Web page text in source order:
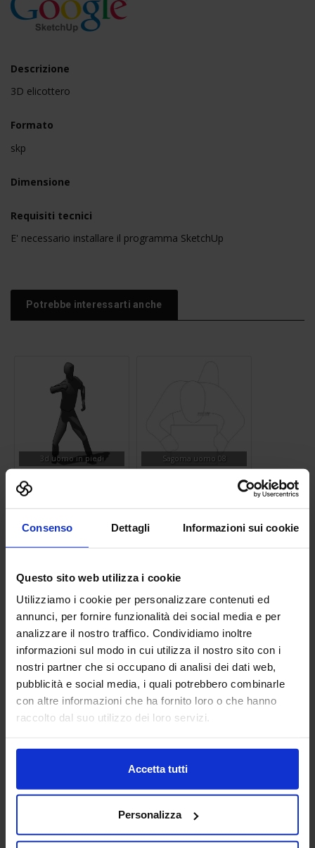
Consenso Dettagli Informazioni sui cookie
Questo sito web utilizza i cookie
Utilizziamo i cookie per personalizzare contenuti ed
annunci, per fornire funzionalità dei social media e per
analizzare il nostro traffico. Condividiamo inoltre
informazioni sul modo in cui utilizza il nostro sito con i
nostri partner che si occupano di analisi dei dati web,
pubblicità e social media, i quali potrebbero combinarle
con altre informazioni che ha fornito loro o che hanno
raccolto dal suo utilizzo dei loro servizi.
Accetta tutti
Personalizza
Descrizione
3D elicottero
Formato
skp
Dimensione
Requisiti tecnici
E' necessario installare il programma SketchUp
Potrebbe interessarti anche
3d uomo in piedi Sagoma uomo 08
Autovettura Lavandino 08
Sagoma uomo 07
Categorie Blocchi CAD
Arredi interni